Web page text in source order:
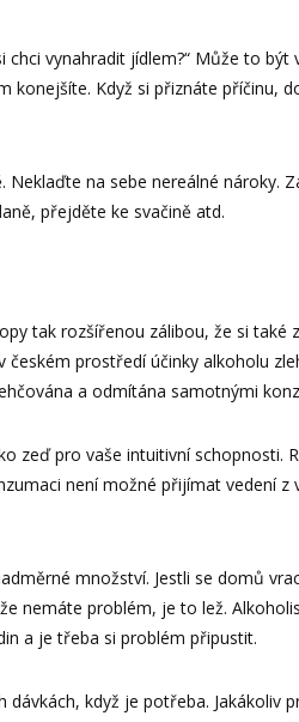
chci vynahradit jídlem?“ Může to být
konejšíte. Když si přiznáte příčinu,
na sebe nereálné nároky.
přejděte ke svačině atd.
tak rozšířenou zálibou, že si také
prostředí účinky alkoholu
a odmítána samotnými
zeď pro vaše intuitivní schopnosti.
není možné přijímat vedení z
množství. Jestli se domů
nemáte problém, je to lež.
a je třeba si problém připustit.
když je potřeba. Jakákoliv